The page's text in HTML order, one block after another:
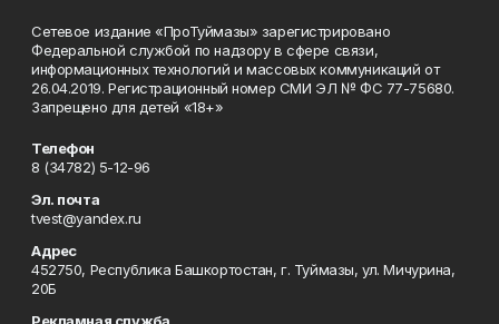
Сетевое издание «ПроТуймазы» зарегистрировано
Федеральной службой по надзору в сфере связи,
информационных технологий и массовых коммуникаций от
26.04.2019. Регистрационный номер СМИ ЭЛ № ФС 77-75680.
Запрещено для детей «18+»
Телефон
8 (34782) 5-12-96
Эл. почта
tvest@yandex.ru
Адрес
452750, Республика Башкортостан, г. Туймазы, ул. Мичурина,
20Б
Рекламная служба